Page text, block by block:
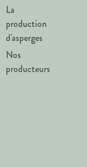
La
production
d'asperges
Nos
producteurs